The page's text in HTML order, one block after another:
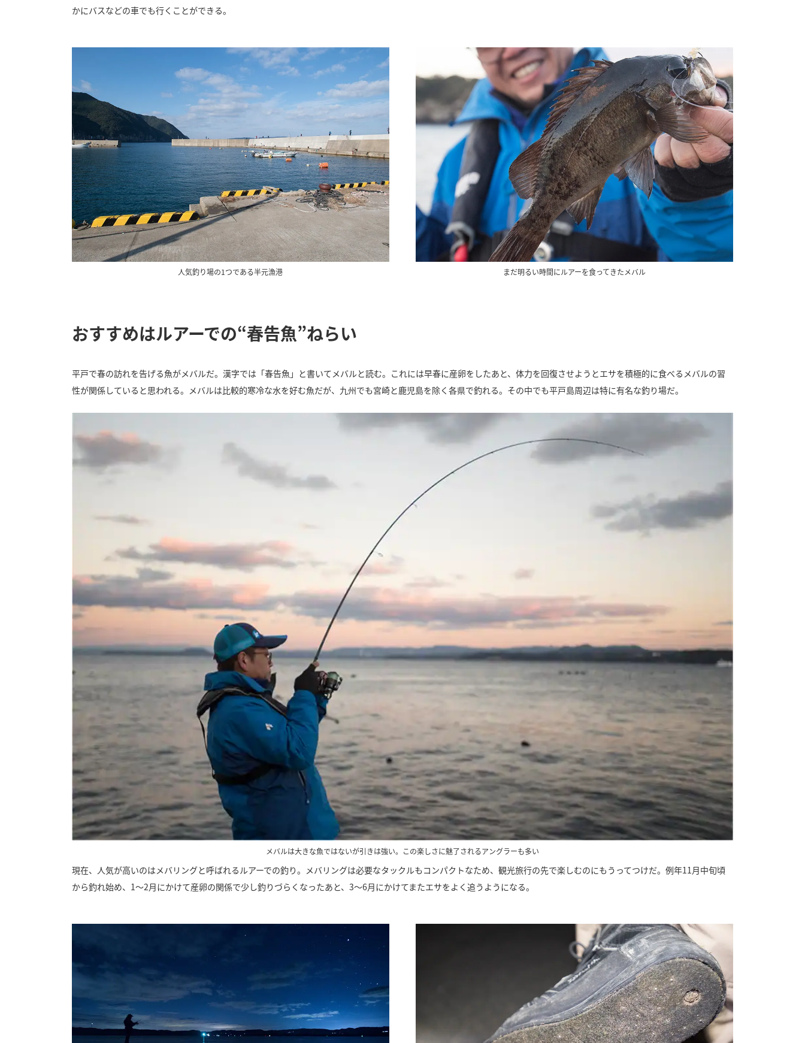
かにバスなどの車でも行くことができる。
人気釣り場の1つである半元漁港 まだ明るい時間にルアーを食ってきたメバル
おすすめはルアーでの“春告魚”ねらい
平戸で春の訪れを告げる魚がメバルだ。漢字では「春告魚」と書いてメバルと読む。これには早春に産卵をしたあと、体力を回復させようとエサを積極的に食べるメバルの習
性が関係していると思われる。メバルは比較的寒冷な水を好む魚だが、九州でも宮崎と鹿児島を除く各県で釣れる。その中でも平戸島周辺は特に有名な釣り場だ。
メバルは大きな魚ではないが引きは強い。この楽しさに魅了されるアングラーも多い
現在、人気が高いのはメバリングと呼ばれるルアーでの釣り。メバリングは必要なタックルもコンパクトなため、観光旅行の先で楽しむのにもうってつけだ。例年11月中旬頃
から釣れ始め、1～2月にかけて産卵の関係で少し釣りづらくなったあと、3～6月にかけてまたエサをよく追うようになる。